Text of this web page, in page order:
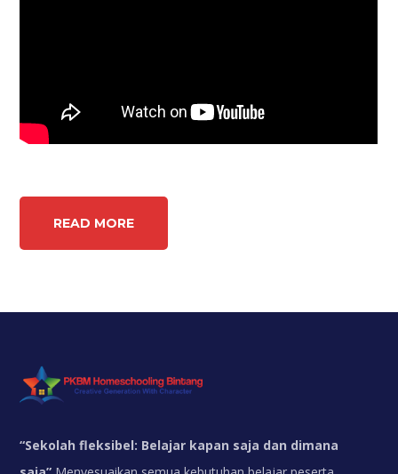
READ MORE
“Sekolah fleksibel: Belajar kapan saja dan dimana